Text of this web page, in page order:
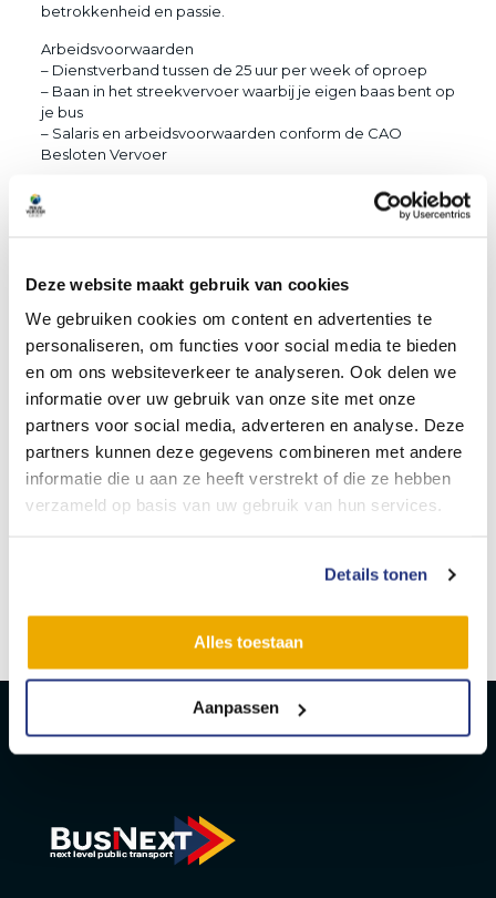
Deze website maakt gebruik van cookies
We gebruiken cookies om content en advertenties te
personaliseren, om functies voor social media te bieden
en om ons websiteverkeer te analyseren. Ook delen we
informatie over uw gebruik van onze site met onze
partners voor social media, adverteren en analyse. Deze
partners kunnen deze gegevens combineren met andere
informatie die u aan ze heeft verstrekt of die ze hebben
verzameld op basis van uw gebruik van hun services.
Details tonen
Alles toestaan
Aanpassen
betrokkenheid en passie.
Arbeidsvoorwaarden
– Dienstverband tussen de 25 uur per week of oproep
– Baan in het streekvervoer waarbij je eigen baas bent op
je bus
– Salaris en arbeidsvoorwaarden conform de CAO
Besloten Vervoer
– Rijbewijs D met code 95 (code 95 niet verplicht)
– Je hebt een representatief voorkomen
Ben je geïnteresseerd? Solliciteer! Of heb je vragen
neem gerust contact op. Stuur jouw sollicitatie met CV
naar personeelszaken@businext.nl of bel naar 0187 745
506 en wie weet tot snel!
Delen